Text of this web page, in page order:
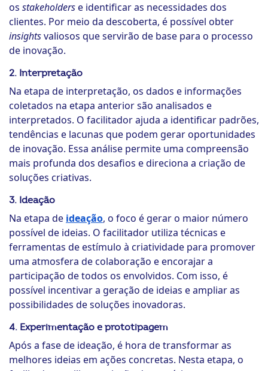
os stakeholderse identificar as necessidades dos
clientes. Por meio da descoberta, é possível obter
insightsvaliosos que servirão de base para o processo
de inovação.
2. Interpretação
Na etapa de interpretação, os dados e informações
coletados na etapa anterior são analisados e
interpretados. O facilitador ajuda a identificar padrões,
tendências e lacunas que podem gerar oportunidades
de inovação. Essa análise permite uma compreensão
mais profunda dos desafios e direciona a criação de
soluções criativas.
3. Ideação
Na etapa de ideação, o foco é gerar o maior número
possível de ideias. O facilitador utiliza técnicas e
ferramentas de estímulo à criatividade para promover
uma atmosfera de colaboração e encorajar a
participação de todos os envolvidos. Com isso, é
possível incentivar a geração de ideias e ampliar as
possibilidades de soluções inovadoras.
4. Experimentação e prototipagem
Após a fase de ideação, é hora de transformar as
melhores ideias em ações concretas. Nesta etapa, o